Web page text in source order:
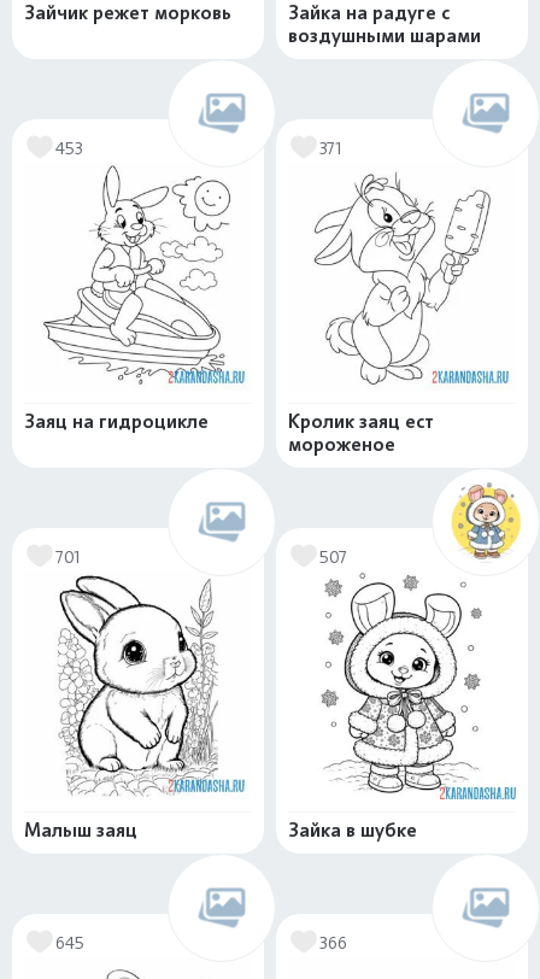
Зайчик режет морковь
Зайка на радуге с
воздушными шарами
453
Заяц на гидроцикле
371
Кролик заяц ест
мороженое
701
Малыш заяц
507
Зайка в шубке
645 366